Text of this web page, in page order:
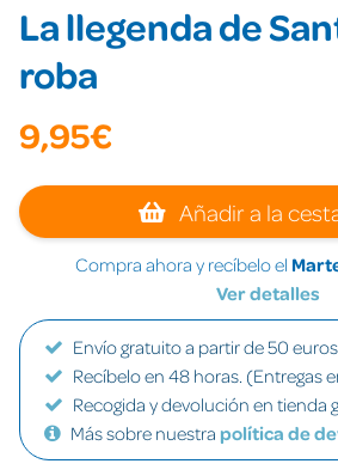
La llegenda de
roba
9,95€
Añadir a la
Compra ahora y recíbelo el
Ver detalles
Envío gratuito a partir de 50
Recíbelo en 48 horas. (Entregas
Recogida y devolución en tienda
Más sobre nuestra política de